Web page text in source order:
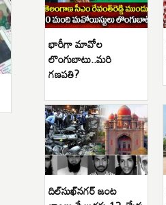
భారీగా మావోల
లొంగుబాటు..మరి
గణపతి?
దిల్‌సుఖ్‌నగర్ జంట